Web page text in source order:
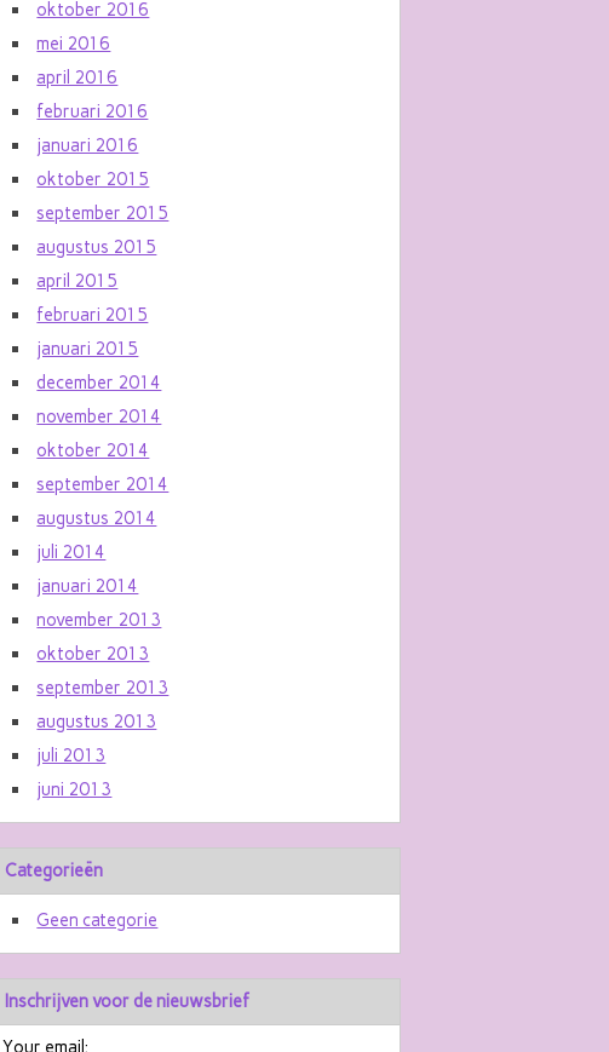
oktober 2016
mei 2016
april 2016
februari 2016
januari 2016
oktober 2015
september 2015
augustus 2015
april 2015
februari 2015
januari 2015
december 2014
november 2014
oktober 2014
september 2014
augustus 2014
juli 2014
januari 2014
november 2013
oktober 2013
september 2013
augustus 2013
juli 2013
juni 2013
Categorieën
Geen categorie
Inschrijven voor de nieuwsbrief
Your email: